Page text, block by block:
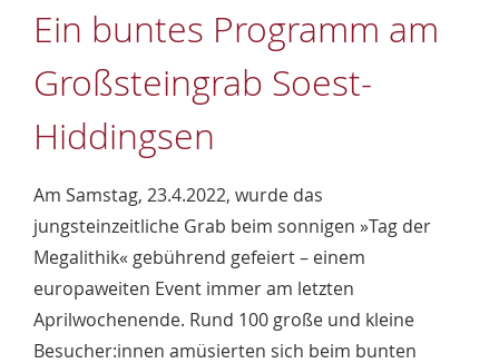
Ein buntes Programm am
Großsteingrab Soest-
Hiddingsen
Am Samstag, 23.4.2022, wurde das
jungsteinzeitliche Grab beim sonnigen »Tag der
Megalithik« gebührend gefeiert – einem
europaweiten Event immer am letzten
Aprilwochenende. Rund 100 große und kleine
Besucher:innen amüsierten sich beim bunten